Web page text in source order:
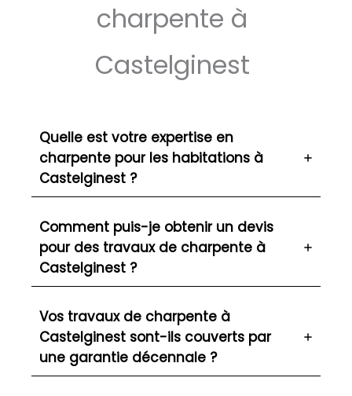
charpente à
Castelginest
Quelle est votre expertise en
charpente pour les habitations à
Castelginest ?
Comment puis-je obtenir un devis
pour des travaux de charpente à
Castelginest ?
Vos travaux de charpente à
Castelginest sont-ils couverts par
une garantie décennale ?